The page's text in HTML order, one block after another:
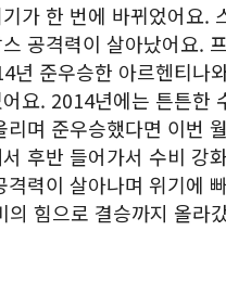
가 한 번에 바뀌었어요.
공격력이 살아났어요.
년 준우승한 아르헨티나
요. 2014년에는 튼튼한
리며 준우승했다면 이번
후반 들어가서 수비 강
격력이 살아나며 위기에
의 힘으로 결승까지 올라